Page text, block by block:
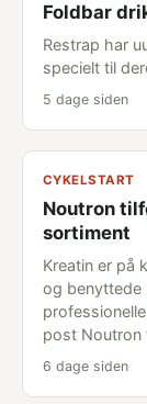
Foldbar
Restrap har
specielt til
5 dage siden
CYKELSTART
Noutron
sortiment
Kreatin er på
og benyttede
post Noutron
6 dage siden